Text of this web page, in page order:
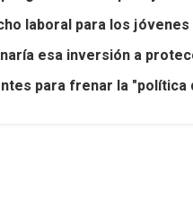
laboral para los jóvenes
esa inversión a
para frenar la "política